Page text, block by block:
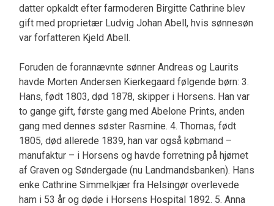
datter opkaldt efter farmoderen Birgitte Cathrine blev
gift med proprietær Ludvig Johan Abell, hvis sønnesøn
var forfatteren Kjeld Abell.
Foruden de forannævnte sønner Andreas og Laurits
havde Morten Andersen Kierkegaard følgende børn: 3.
Hans, født 1803, død 1878, skipper i Horsens. Han var
to gange gift, første gang med Abelone Prints, anden
gang med dennes søster Rasmine. 4. Thomas, født
1805, død allerede 1839, han var også købmand –
manufaktur – i Horsens og havde forretning på hjørnet
af Graven og Søndergade (nu Landmandsbanken). Hans
enke Cathrine Simmelkjær fra Helsingør overlevede
ham i 53 år og døde i Horsens Hospital 1892. 5. Anna